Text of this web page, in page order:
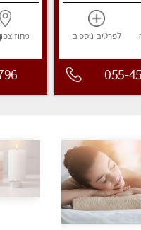
לפרטים נוספים
055-
מחוז